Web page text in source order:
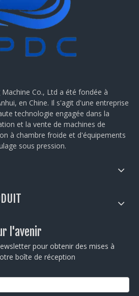
Co., Ltd a été fondée à
en Chine. Il s'agit d'une entreprise
technologie engagée dans la
et la vente de machines de
à chambre froide et d'équipements
sous pression.
l'avenir
pour obtenir des mises à
boîte de réception